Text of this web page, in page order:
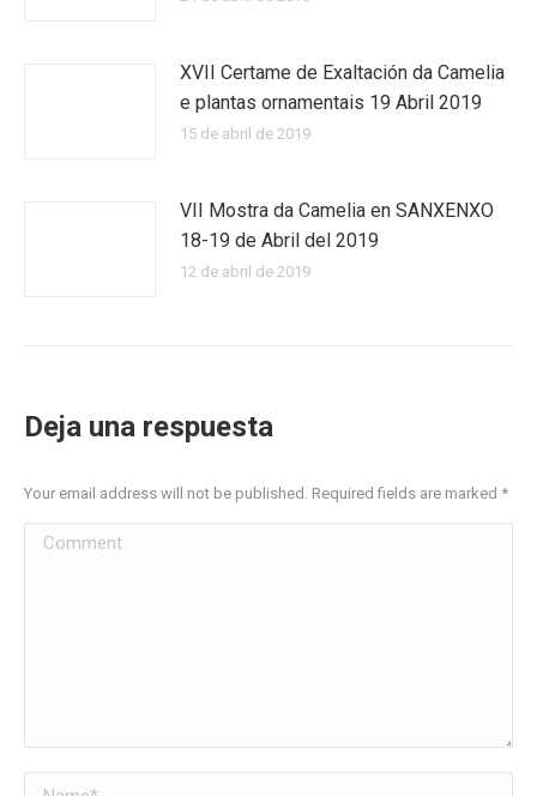
XVII Certame de Exaltación da Camelia
e plantas ornamentais 19 Abril 2019
15 de abril de 2019
VII Mostra da Camelia en SANXENXO
18-19 de Abril del 2019
12 de abril de 2019
Deja una respuesta
Your email address will not be published. Required fields are marked *
Comment
Name *